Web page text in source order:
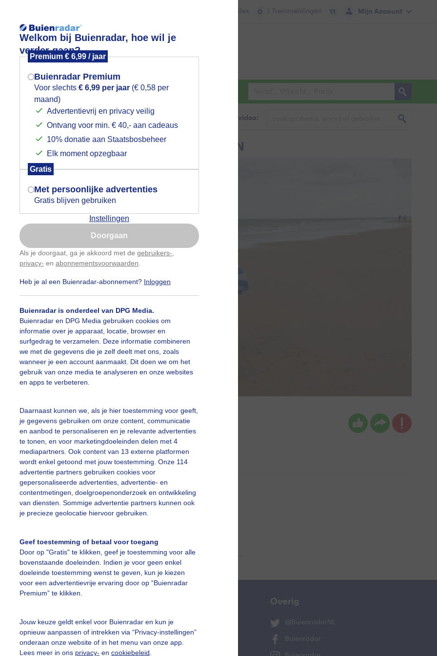
Welkom bij Buienradar, hoe wil je
verder gaan?
Premium € 6,99 / jaar
Buienradar Premium
Voor slechts € 6,99 per jaar (€ 0,58 per
maand)
Advertentievrij en privacy veilig
Ontvang voor min. € 40,- aan cadeaus
10% donatie aan Staatsbosbeheer
Elk moment opzegbaar
Gratis
Met persoonlijke advertenties
Gratis blijven gebruiken
Instellingen
Doorgaan
Als je doorgaat, ga je akkoord met de gebruikers-
privacy- en abonnementsvoorwaarden
Heb je al een Buienradar-abonnement? Inloggen
Buienradar is onderdeel van DPG Media.
Buienradar en DPG Media gebruiken cookies om
informatie over je apparaat, locatie, browser en
surfgedrag te verzamelen. Deze informatie combineren
we met de gegevens die je zelf deelt met ons, zoals
wanneer je een account aanmaakt. Dit doen we om het
gebruik van onze media te analyseren en onze websites
en apps te verbeteren.
Daarnaast kunnen we, als je hier toestemming voor geeft,
je gegevens gebruiken om onze content, communicatie
en aanbod te personaliseren en je relevante advertenties
te tonen, en voor marketingdoeleinden delen met 4
mediapartners. Ook content van 13 externe platformen
wordt enkel getoond met jouw toestemming. Onze 114
advertentie partners gebruiken cookies voor
gepersonaliseerde advertenties, advertentie- en
contentmetingen, doelgroepenonderzoek en ontwikkeling
van diensten. Sommige advertentie partners kunnen ook
je precieze geolocatie hiervoor gebruiken.
Geef toestemming of betaal voor toegang
Door op "Gratis" te klikken, geef je toestemming voor alle
bovenstaande doeleinden. Indien je voor geen enkel
doeleinde toestemming wenst te geven, kun je kiezen
voor een advertentievrije ervaring door op “Buienradar
Premium” te klikken.
Jouw keuze geldt enkel voor Buienradar en kun je
opnieuw aanpassen of intrekken via “Privacy-instellingen”
onderaan onze website of in het menu van onze app.
Lees meer in ons privacy- en cookiebeleid
Mijn Account
Files 0 | Treinmeldingen 11
Foto en video Weerzine
Zoeken in foto & video:
WOLKEN EN EEN DRUPPELTJE REGEN
hebben er wel plezier in.
Els Bax Gemaakt: 06-06-2026, 38x bekeken
Regen Wind
slideshow
Een moment geduld aub...
vragen
De Bilt
Overig
@BuienradarNL
Buienradar
Mogen we je locatie gebruiken voor
het weer?
Indien je hier nog geen akkoord op hebt
gegeven, verschijnt er zo een pop-up uit
je browser waarin deze toestemming
gevraagd wordt.
Is goed, toon de popup
Nu niet, misschien later
Gebruik je Safari en wil je niet elke dag deze pop-up
Klikhierom dit aan te passen